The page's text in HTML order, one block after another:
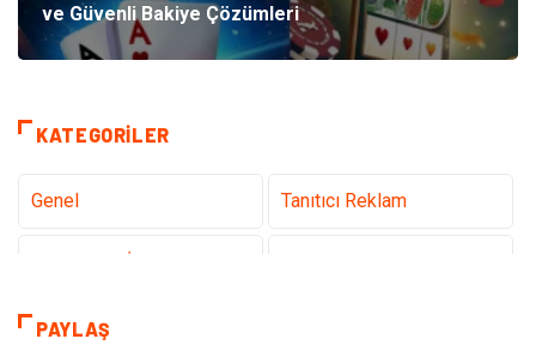
ve Güvenli Bakiye Çözümleri
KATEGORILER
Genel Tanıtıcı Reklam
Teknoloji & İnternet
teknoloji
PAYLAŞ